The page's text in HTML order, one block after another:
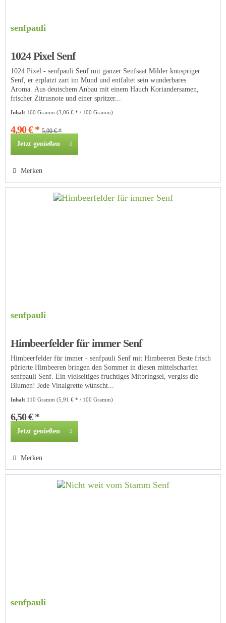
senfpauli
1024 Pixel Senf
1024 Pixel - senfpauli Senf mit ganzer Senfsaat Milder knuspriger
Senf, er erplatzt zart im Mund und entfaltet sein wunderbares
Aroma. Aus deutschem Anbau mit einem Hauch Koriandersamen,
frischer Zitrusnote und einer spritzer...
Inhalt 160 Gramm(3,06 € * / 100 Gramm)
4,90 € * 5,90 € *
Jetzt genießen
Merken
senfpauli
Himbeerfelder für immer Senf
Himbeerfelder für immer - senfpauli Senf mit Himbeeren Beste frisch
pürierte Himbeeren bringen den Sommer in diesen mittelscharfen
senfpauli Senf. Ein vielseitiges fruchtiges Mitbringsel, vergiss die
Blumen! Jede Vinaigrette wünscht...
Inhalt 110 Gramm(5,91 € * / 100 Gramm)
6,50 € *
Jetzt genießen
Merken
senfpauli